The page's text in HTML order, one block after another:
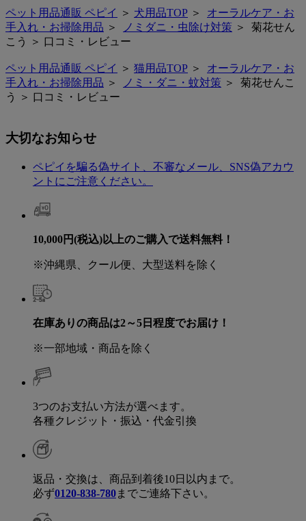
ペット用品通販 ペピイ ＞ 犬用品TOP ＞ オーラルケア・お
手入れ・お掃除用品 ＞ ノミダニ・虫除け対策 ＞ 菊花せん
こう ＞ 口コミ・レビュー
ペット用品通販 ペピイ ＞ 猫用品TOP ＞ オーラルケア・お
手入れ・お掃除用品 ＞ ノミ・ダニ・蚊対策 ＞ 菊花せんこ
う ＞ 口コミ・レビュー
大切なお知らせ
ペピイを騙る偽サイト、不審なメール、SNS偽アカウ
ントにご注意ください。
10,000円(税込)以上のご購入で送料無料！
※沖縄県、クール便、大型送料を除く
在庫ありの商品は2～5日程度でお届け！
※一部地域・商品を除く
3つのお支払い方法が選べます。
各種クレジット・振込・代金引換
返品・交換は、商品到着後10日以内まで。
必ず0120-838-780までご連絡下さい。